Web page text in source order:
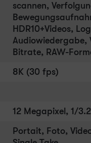
scannen,
HDR10+Videos,
Audiowiedergabe,
Bitrate, RAW-
8K (30 fps)
12 Megapixel, 1/
Portait, Foto,